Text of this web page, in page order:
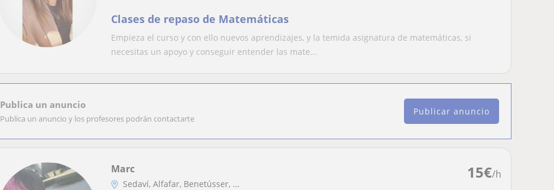
Clases de repaso de Matemáticas
Empieza el curso y con ello nuevos aprendizajes, y la temida asignatura de matemáticas, si
necesitas un apoyo y conseguir entender las mate...
Publica un anuncio
Publica un anuncio y los profesores podrán contactarte
Publicar anuncio
15€/h
Marc
Sedaví, Alfafar, Benetússer, ...